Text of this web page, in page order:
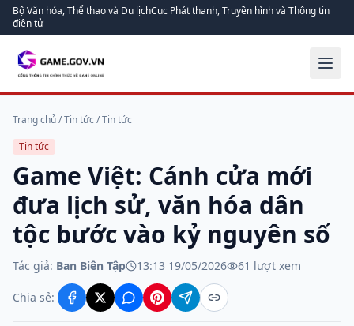
Bộ Văn hóa, Thể thao và Du lịchCục Phát thanh, Truyền hình và Thông tin
điện tử
Trang chủ/Tin tức/Tin tức
Tin tức
Game Việt: Cánh cửa mới
đưa lịch sử, văn hóa dân
tộc bước vào kỷ nguyên số
Tác giả: Ban Biên Tập 13:13 19/05/2026 61 lượt xem
Chia sẻ: